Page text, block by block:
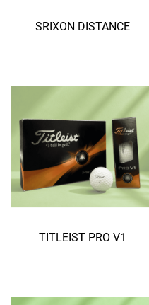
SRIXON DISTANCE
TITLEIST PRO V1